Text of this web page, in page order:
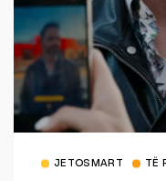
JETOSMART TË